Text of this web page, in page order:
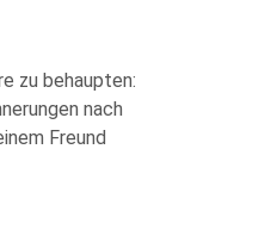
zu behaupten:
nach
Freund